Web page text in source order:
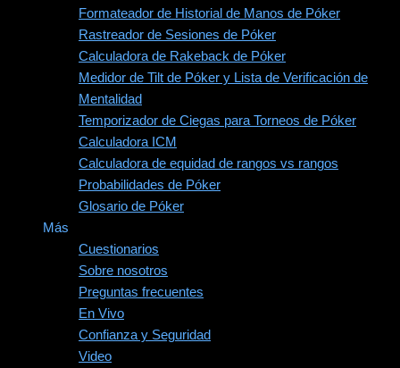
Formateador de Historial de Manos de Póker
Rastreador de Sesiones de Póker
Calculadora de Rakeback de Póker
Medidor de Tilt de Póker y Lista de Verificación de
Mentalidad
Temporizador de Ciegas para Torneos de Póker
Calculadora ICM
Calculadora de equidad de rangos vs rangos
Probabilidades de Póker
Glosario de Póker
Más
Cuestionarios
Sobre nosotros
Preguntas frecuentes
En Vivo
Confianza y Seguridad
Video